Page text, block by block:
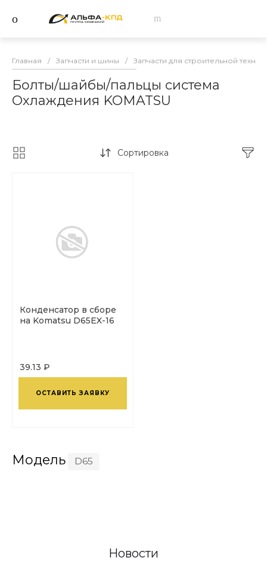
Главная / Запчасти и шины / Запчасти для строительной
Болты/шайбы/пальцы система
Охлаждения KOMATSU
Сортировка
Конденсатор в сборе
на Komatsu D65EX-16
39.13 ₽
ОСТАВИТЬ ЗАЯВКУ
Модель D65
Новости